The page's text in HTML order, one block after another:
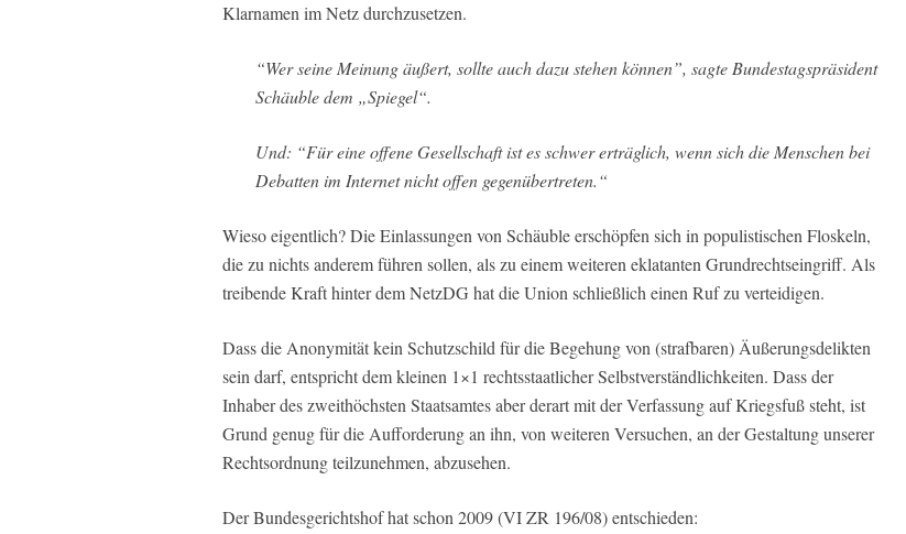
Klarnamen im Netz durchzusetzen.
“Wer seine Meinung äußert, sollte auch dazu stehen können”, sagte Bundestagspräsident
Schäuble dem „Spiegel“.
Und: “Für eine offene Gesellschaft ist es schwer erträglich, wenn sich die Menschen bei
Debatten im Internet nicht offen gegenübertreten.“
Wieso eigentlich? Die Einlassungen von Schäuble erschöpfen sich in populistischen Floskeln,
die zu nichts anderem führen sollen, als zu einem weiteren eklatanten Grundrechtseingriff. Als
treibende Kraft hinter dem NetzDG hat die Union schließlich einen Ruf zu verteidigen.
Dass die Anonymität kein Schutzschild für die Begehung von (strafbaren) Äußerungsdelikten
sein darf, entspricht dem kleinen 1×1 rechtsstaatlicher Selbstverständlichkeiten. Dass der
Inhaber des zweithöchsten Staatsamtes aber derart mit der Verfassung auf Kriegsfuß steht, ist
Grund genug für die Aufforderung an ihn, von weiteren Versuchen, an der Gestaltung unserer
Rechtsordnung teilzunehmen, abzusehen.
Der Bundesgerichtshof hat schon 2009 (VI ZR 196/08) entschieden: